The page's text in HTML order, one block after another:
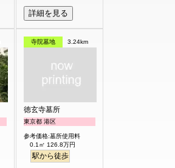
詳細を見る
寺院墓地 3.24km
徳玄寺墓所
東京都 港区
参考価格:墓所使用料
0.1㎡ 126.8万円
駅から徒歩